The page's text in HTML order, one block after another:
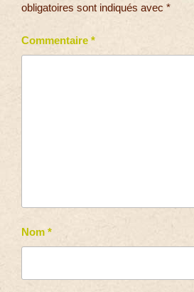
obligatoires sont indiqués avec *
Commentaire *
Nom *